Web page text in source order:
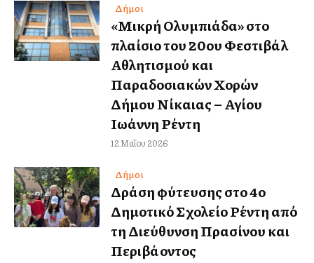
Δήμοι
«Μικρή Ολυμπιάδα» στο
πλαίσιο του 20ου Φεστιβάλ
Αθλητισμού και
Παραδοσιακών Χορών
Δήμου Νίκαιας – Αγίου
Ιωάννη Ρέντη
12 Μαΐου 2026
Δήμοι
Δράση φύτευσης στο 4ο
Δημοτικό Σχολείο Ρέντη από
τη Διεύθυνση Πρασίνου και
Περιβάλλοντος